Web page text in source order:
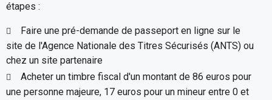
étapes :
Faire une pré-demande de passeport en ligne sur le
site de l'Agence Nationale des Titres Sécurisés (ANTS) ou
chez un site partenaire
Acheter un timbre fiscal d'un montant de 86 euros pour
une personne majeure, 17 euros pour un mineur entre 0 et